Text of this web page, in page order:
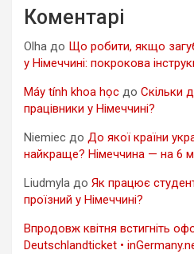
Коментарі
Olha до Що робити, якщо
у Німеччині: покрокова
Máy tính khoa học до Скільки
працівники у Німеччині?
Niemiec до До якої країни
найкраще? Німеччина — на 6
Liudmyla до Як працює
проїзний у Німеччині?
Впродовж квітня встигніть
Deutschlandticket •